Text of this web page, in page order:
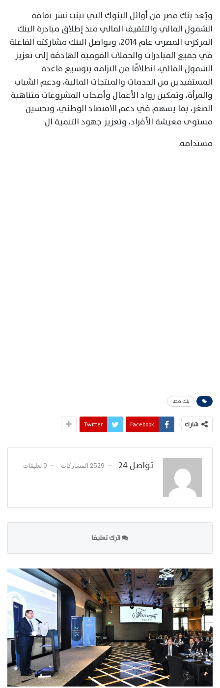
ويُعد بنك مصر من أوائل البنوك التي تبنت نشر ثقافة
الشمول المالي والتثقيف المالي منذ إطلاق مبادرة البنك
المركزي المصري عام 2014، ويواصل البنك مشاركته الفاعلة
في جميع المبادرات والحملات القومية الهادفة إلى تعزيز
الشمول المالي، انطلاقًا من التزامه بتوسيع قاعدة
المستفيدين من الخدمات والمنتجات المالية، ودعم الشباب
والمرأة، وتمكين رواد الأعمال وأصحاب المشروعات متناهية
الصغر، بما يسهم في دعم الاقتصاد الوطني، وتحسين
مستوى معيشة الأفراد، وتعزيز جهود التنمية ال
مستدامة.
بنك مصر
شارك Facebook
Twitter
تواصل 24 2529 المشاركات 0 تعليقات
اترك تعليقا